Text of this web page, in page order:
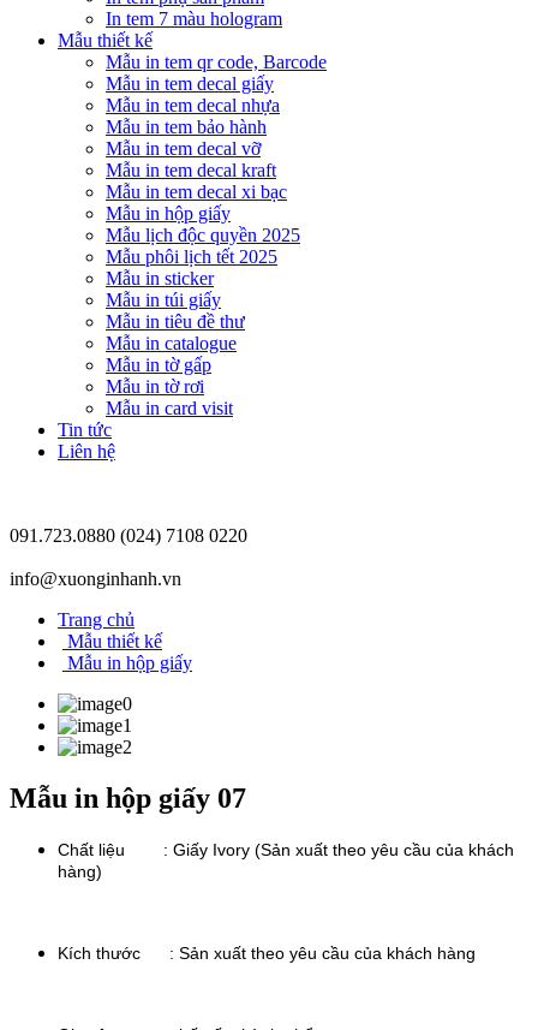
In tem 7 màu hologram
Mẫu thiết kế
Mẫu in tem qr code, Barcode
Mẫu in tem decal giấy
Mẫu in tem decal nhựa
Mẫu in tem bảo hành
Mẫu in tem decal vỡ
Mẫu in tem decal kraft
Mẫu in tem decal xi bạc
Mẫu in hộp giấy
Mẫu lịch độc quyền 2025
Mẫu phôi lịch tết 2025
Mẫu in sticker
Mẫu in túi giấy
Mẫu in tiêu đề thư
Mẫu in catalogue
Mẫu in tờ gấp
Mẫu in tờ rơi
Mẫu in card visit
Tin tức
Liên hệ
091.723.0880 (024) 7108 0220
info@xuonginhanh.vn
Trang chủ
Mẫu thiết kế
Mẫu in hộp giấy
Mẫu in hộp giấy 07
Chất liệu : Giấy Ivory (Sản xuất theo yêu cầu của khách
hàng)
Kích thước : Sản xuất theo yêu cầu của khách hàng